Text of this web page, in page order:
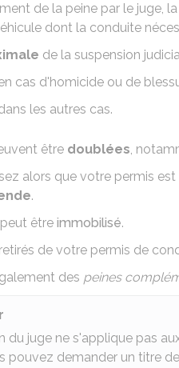
de la peine par le juge,
dont la conduite
de la suspension
cas d'homicide ou de
les autres cas.
être doublées,
alors que votre permis
.
être immobilisé.
de votre permis de
des peines
du juge ne s'applique pas
pouvez demander un titre